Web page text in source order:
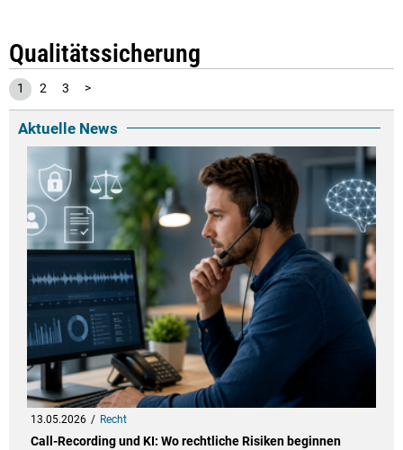
Qualitätssicherung
1 2 3 >
Aktuelle News
13.05.2026 Recht
Call-Recording und KI: Wo rechtliche Risiken beginnen